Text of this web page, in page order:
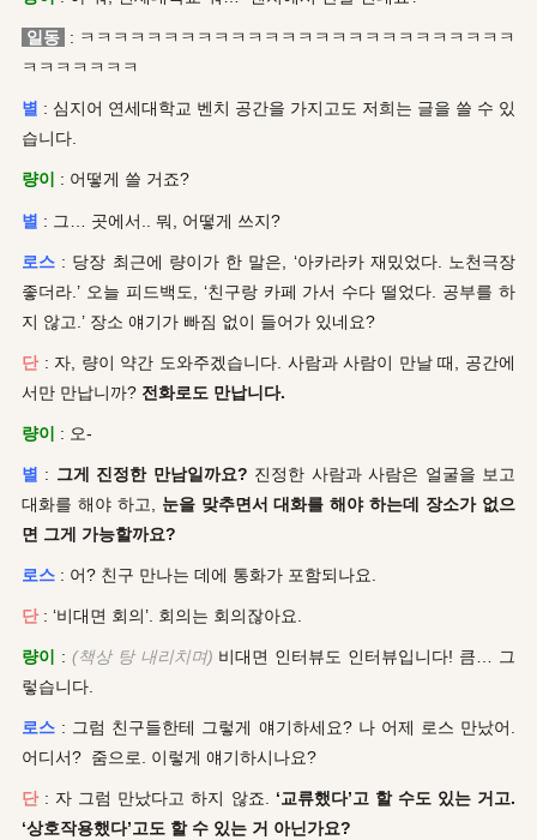
일동 : ㅋㅋㅋㅋㅋㅋㅋㅋㅋㅋㅋㅋㅋㅋㅋㅋㅋㅋㅋㅋㅋㅋㅋㅋㅋㅋ
ㅋㅋㅋㅋㅋㅋㅋ
별 : 심지어 연세대학교 벤치 공간을 가지고도 저희는 글을 쓸 수 있
습니다.
량이 : 어떻게 쓸 거죠?
별 : 그… 곳에서.. 뭐, 어떻게 쓰지?
로스 : 당장 최근에 량이가 한 말은, ‘아카라카 재밌었다. 노천극장
좋더라.’ 오늘 피드백도, ‘친구랑 카페 가서 수다 떨었다. 공부를 하
지 않고.’ 장소 얘기가 빠짐 없이 들어가 있네요?
단: 자, 량이 약간 도와주겠습니다. 사람과 사람이 만날 때, 공간에
서만 만납니까? 전화로도 만납니다.
량이 : 오-
별 : 그게 진정한 만남일까요? 진정한 사람과 사람은 얼굴을 보고
대화를 해야 하고, 눈을 맞추면서 대화를 해야 하는데 장소가 없으
면 그게 가능할까요?
로스 : 어? 친구 만나는 데에 통화가 포함되나요.
단: ‘비대면 회의’. 회의는 회의잖아요.
량이 : (책상 탕 내리치며) 비대면 인터뷰도 인터뷰입니다! 큼… 그
렇습니다.
로스 : 그럼 친구들한테 그렇게 얘기하세요? 나 어제 로스 만났어.
어디서? 줌으로. 이렇게 얘기하시나요?
단: 자 그럼 만났다고 하지 않죠. ‘교류했다’고 할 수도 있는 거고.
‘상호작용했다’고도 할 수 있는 거 아닌가요?